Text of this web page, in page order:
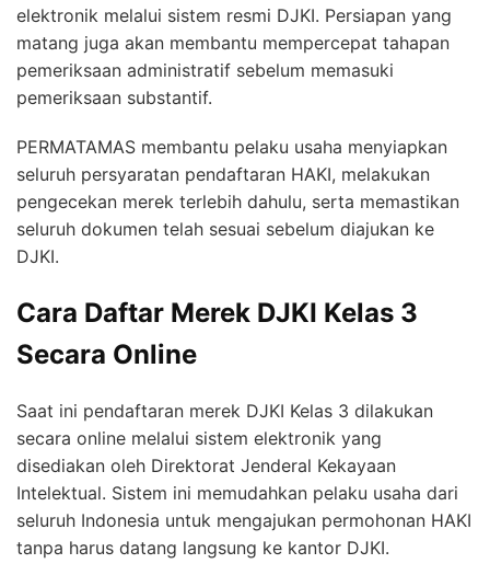
elektronik melalui sistem resmi DJKI. Persiapan yang
matang juga akan membantu mempercepat tahapan
pemeriksaan administratif sebelum memasuki
pemeriksaan substantif.
PERMATAMAS membantu pelaku usaha menyiapkan
seluruh persyaratan pendaftaran HAKI, melakukan
pengecekan merek terlebih dahulu, serta memastikan
seluruh dokumen telah sesuai sebelum diajukan ke
DJKI.
Cara Daftar Merek DJKI Kelas 3
Secara Online
Saat ini pendaftaran merek DJKI Kelas 3 dilakukan
secara online melalui sistem elektronik yang
disediakan oleh Direktorat Jenderal Kekayaan
Intelektual. Sistem ini memudahkan pelaku usaha dari
seluruh Indonesia untuk mengajukan permohonan HAKI
tanpa harus datang langsung ke kantor DJKI.